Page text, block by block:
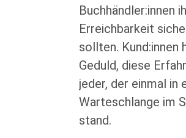
Buchhändler:innen
Erreichbarkeit
sollten. Kund:innen
Geduld, diese
jeder, der einmal in
Warteschlange im
stand.